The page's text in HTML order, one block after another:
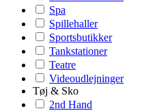
Spa
Spillehaller
Sportsbutikker
Tankstationer
Teatre
Videoudlejninger
Tøj & Sko
2nd Hand